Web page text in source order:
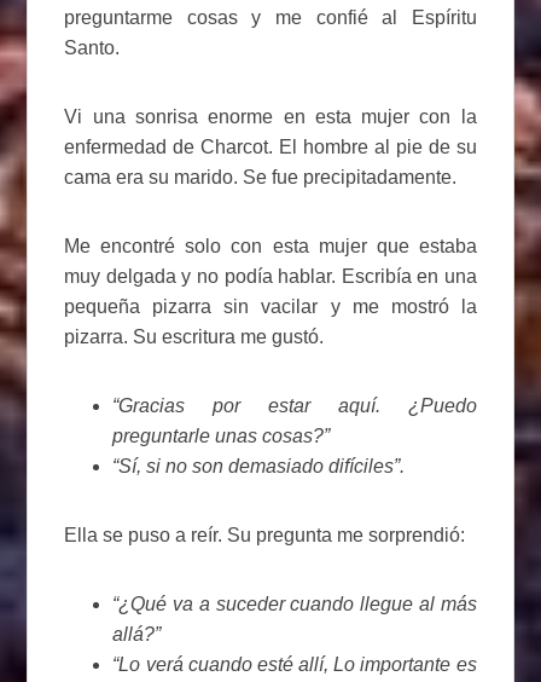
preguntarme cosas y me confié al Espíritu
Santo.
Vi una sonrisa enorme en esta mujer con la
enfermedad de Charcot. El hombre al pie de su
cama era su marido. Se fue precipitadamente.
Me encontré solo con esta mujer que estaba
muy delgada y no podía hablar. Escribía en una
pequeña pizarra sin vacilar y me mostró la
pizarra. Su escritura me gustó.
“Gracias por estar aquí. ¿Puedo
preguntarle unas cosas?”
“Sí, si no son demasiado difíciles”.
Ella se puso a reír. Su pregunta me sorprendió:
“¿Qué va a suceder cuando llegue al más
allá?”
“Lo verá cuando esté allí, Lo importante es